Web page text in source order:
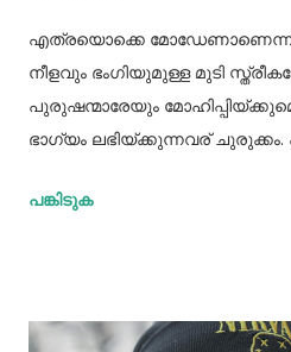
എത്രയൊക്കെ
നീളവും ഭംഗിയുമുള്ള മുടി
പുരുഷന്മാരേയും
ഭാഗ്യം ലഭിയ്ക്കുന്നവര്
സഹായിക്കുന്ന ചില
ചീകുന്നത് ശരിയായ
പങ്കിടുക